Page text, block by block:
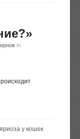
in
у кошек